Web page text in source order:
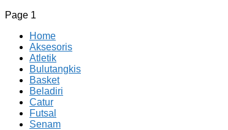
Page 1
Home
Aksesoris
Atletik
Bulutangkis
Basket
Beladiri
Catur
Futsal
Senam